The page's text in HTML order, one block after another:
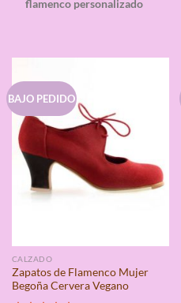
flamenco personalizado
BAJO PEDIDO
CALZADO
Zapatos de Flamenco Mujer
Begoña Cervera Vegano